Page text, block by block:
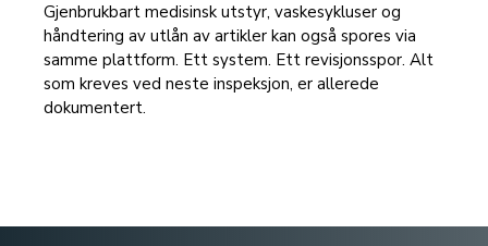
Gjenbrukbart medisinsk utstyr, vaskesykluser og
håndtering av utlån av artikler kan også spores via
samme plattform. Ett system. Ett revisjonsspor. Alt
som kreves ved neste inspeksjon, er allerede
dokumentert.